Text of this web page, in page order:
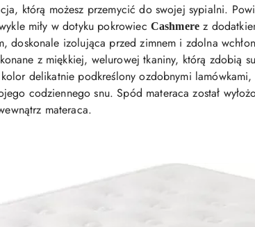
którą możesz przemycić do swojej sypialni.
miły w dotyku pokrowiec Cashmere z
doskonale izolująca przed zimnem i zdolna
z miękkiej, welurowej tkaniny, którą zdobią
delikatnie podkreślony ozdobnymi
codziennego snu. Spód materaca został
materaca.